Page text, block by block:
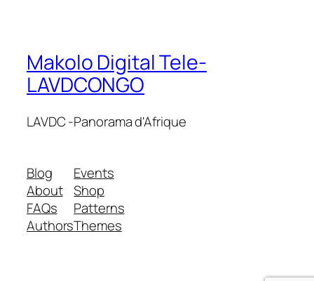
Makolo Digital Tele-
LAVDCONGO
LAVDC -Panorama d'Afrique
Blog
About
FAQs
Authors
Events
Shop
Patterns
Themes